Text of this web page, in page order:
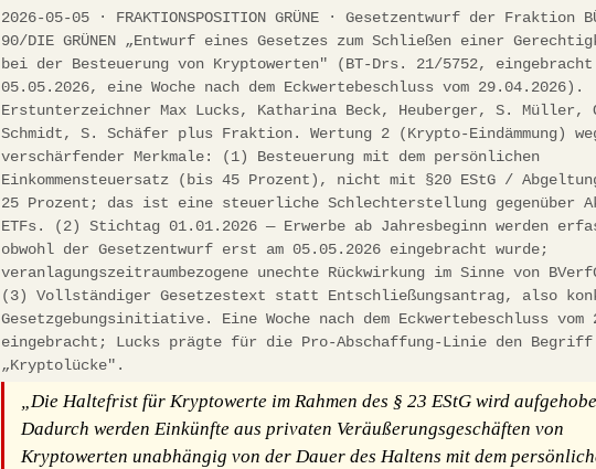
2026-05-05 · FRAKTIONSPOSITION GRÜNE · Gesetzentwurf der Fraktion
90/DIE GRÜNEN „Entwurf eines Gesetzes zum Schließen einer
bei der Besteuerung von Kryptowerten" (BT-Drs. 21/5752, eingebracht
05.05.2026, eine Woche nach dem Eckwertebeschluss vom 29.04.2026).
Erstunterzeichner Max Lucks, Katharina Beck, Heuberger, S. Müller,
Schmidt, S. Schäfer plus Fraktion. Wertung 2 (Krypto-Eindämmung)
verschärfender Merkmale: (1) Besteuerung mit dem persönlichen
Einkommensteuersatz (bis 45 Prozent), nicht mit §20 EStG /
25 Prozent; das ist eine steuerliche Schlechterstellung gegenüber
ETFs. (2) Stichtag 01.01.2026 — Erwerbe ab Jahresbeginn werden
obwohl der Gesetzentwurf erst am 05.05.2026 eingebracht wurde;
veranlagungszeitraumbezogene unechte Rückwirkung im Sinne von
(3) Vollständiger Gesetzestext statt Entschließungsantrag, also
Gesetzgebungsinitiative. Eine Woche nach dem Eckwertebeschluss vom
eingebracht; Lucks prägte für die Pro-Abschaffung-Linie den Begriff
„Kryptolücke".
„Die Haltefrist für Kryptowerte im Rahmen des § 23 EStG wird
Dadurch werden Einkünfte aus privaten Veräußerungsgeschäften von
Kryptowerten unabhängig von der Dauer des Haltens mit dem